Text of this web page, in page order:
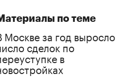
по теме
Москве за год выросло
сделок по
в